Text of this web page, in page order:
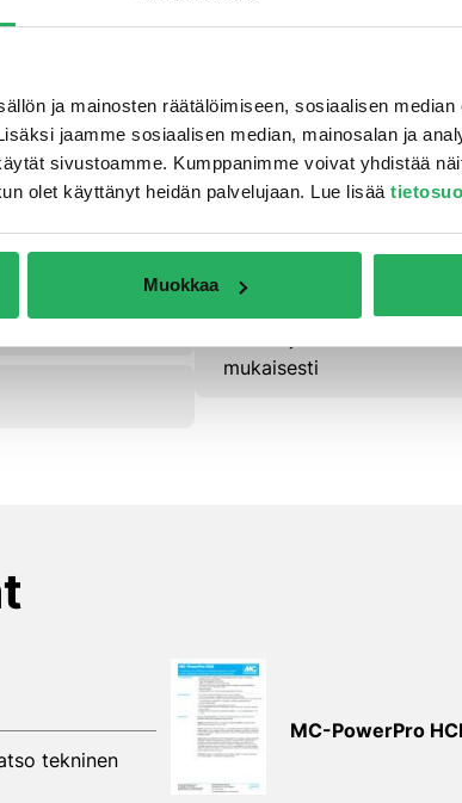
ja mainosten räätälöimiseen, sosiaalisen
jaamme sosiaalisen median, mainosalan ja
sivustoamme. Kumppanimme voivat yhdistää
olet käyttänyt heidän palvelujaan. Lue lisää
Muokkaa
missä
Biogeenistä
Lietettä,
Levitys telalla,
mukaisesti
tekninen
MC-PowerPro